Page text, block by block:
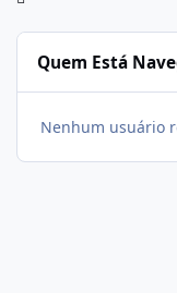
Quem Está
Nenhum usuário